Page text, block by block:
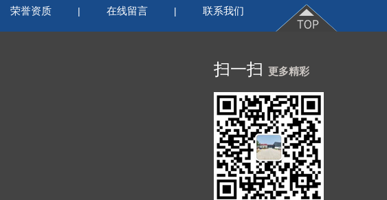
荣誉资质 | 在线留言 | 联系我们
扫一扫 更多精彩